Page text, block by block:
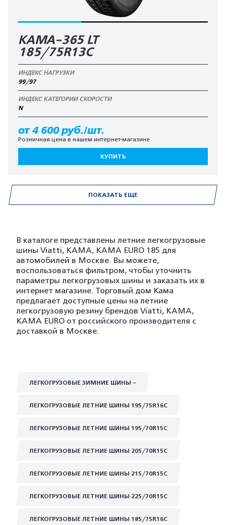
КАМА-365 LT
185/75R13C
ИНДЕКС НАГРУЗКИ
99/97
ИНДЕКС КАТЕГОРИИ СКОРОСТИ
N
от 4 600 руб./шт.
Розничная цена в нашем интернет-магазине
КУПИТЬ
ПОКАЗАТЬ ЕЩЕ
В каталоге представлены летние легкогрузовые
шины Viatti, KAMA, KAMA EURO 185 для
автомобилей в Москве. Вы можете,
воспользоваться фильтром, чтобы уточнить
параметры легкогрузовых шины и заказать их в
интернет магазине. Торговый дом Кама
предлагает доступные цены на летние
легкогрузовую резину брендов Viatti, KAMA,
KAMA EURO от российского производителя с
доставкой в Москве.
ЛЕГКОГРУЗОВЫЕ ЗИМНИЕ ШИНЫ -
ЛЕГКОГРУЗОВЫЕ ЛЕТНИЕ ШИНЫ 195/75R16C
ЛЕГКОГРУЗОВЫЕ ЛЕТНИЕ ШИНЫ 195/70R15C
ЛЕГКОГРУЗОВЫЕ ЛЕТНИЕ ШИНЫ 205/70R15C
ЛЕГКОГРУЗОВЫЕ ЛЕТНИЕ ШИНЫ 215/70R15C
ЛЕГКОГРУЗОВЫЕ ЛЕТНИЕ ШИНЫ 225/70R15C
ЛЕГКОГРУЗОВЫЕ ЛЕТНИЕ ШИНЫ 185/75R16C